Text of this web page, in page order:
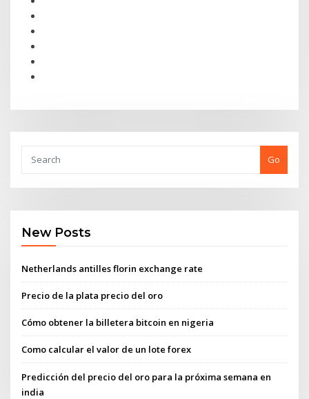
Go
New Posts
Netherlands antilles florin exchange rate
Precio de la plata precio del oro
Cómo obtener la billetera bitcoin en nigeria
Como calcular el valor de un lote forex
Predicción del precio del oro para la próxima semana en
india